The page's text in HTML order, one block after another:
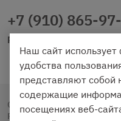
+7 (910) 865-
Copyright © 2020 - 2026.
Разработка и
Наш сайт
удобства
представляют
содержащие
посещениях веб-